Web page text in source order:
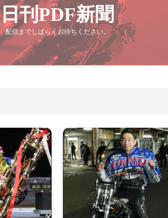
日刊PDF新聞
配信までしばらくお待ちください。